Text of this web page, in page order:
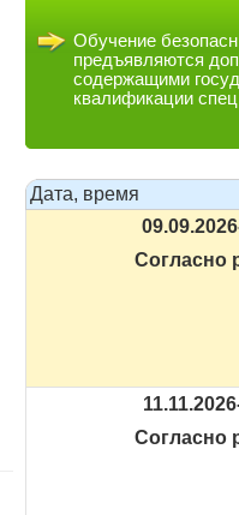
Обучение
предъявляются
содержащими
квалификации
Дата, время
Согласно
Согласно